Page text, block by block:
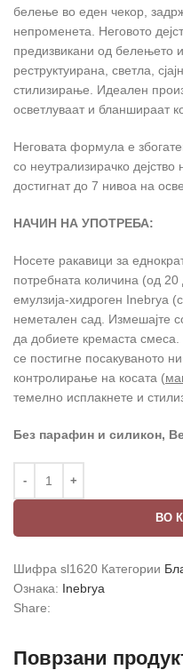
белење во еден чекор,
непроменета. Неговото
предизвикани од белењето
реструктуирана, светла,
стилизирање. Идеален
осветлуваат и бланшираат
Неговата формула е
со неутрализирачко
достигнат до 7 нивоа на
НАЧИН НА УПОТРЕБА:
Носете ракавици за
потребната количина (од 20
емулзија-хидроген Inebrya
неметален сад. Измешајте
да добиете кремаста
се постигне посакуваното
контролирање на косата (
темелно исплакнете и
Без парафин и силикон,
ВО
Шифра sl1620 Категории
Ознака: Inebrya
Share:
Поврзани